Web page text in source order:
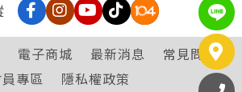
電子商城 最新消息
常見問題
專區
隱私權政策